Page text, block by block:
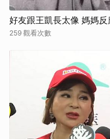
好友跟王凱長太像 媽媽
259 觀看次數